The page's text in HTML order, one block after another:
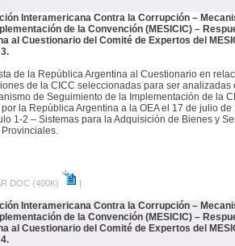
Interamericana Contra la Corrupción –
de la Convención (MESICIC) –
al Cuestionario del Comité de Expertos del
de la República Argentina al Cuestionario en
de la CICC seleccionadas para ser analizadas
de Seguimiento de la Implementación de la
la República Argentina a la OEA el 17 de julio de
1-2 – Sistemas para la Adquisición de Bienes y
Provinciales.
DOC (400K) |
Interamericana Contra la Corrupción –
de la Convención (MESICIC) –
al Cuestionario del Comité de Expertos del